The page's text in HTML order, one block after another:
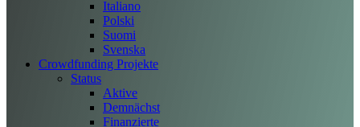
Italiano
Polski
Suomi
Svenska
Crowdfunding Projekte
Status
Aktive
Demnächst
Finanzierte